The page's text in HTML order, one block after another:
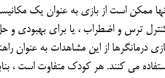
ممكن است از بازی به عنوان یك
ترس و اضطراب ، یا برای بهبودی و
درمانگرها از این مشاهدات به عنوان
می کنند. هر کودک متفاوت است ،